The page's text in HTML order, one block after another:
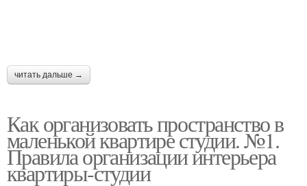
читать дальше →
Как организовать пространство в
маленькой квартире студии. №1.
Правила организации интерьера
квартиры-студии